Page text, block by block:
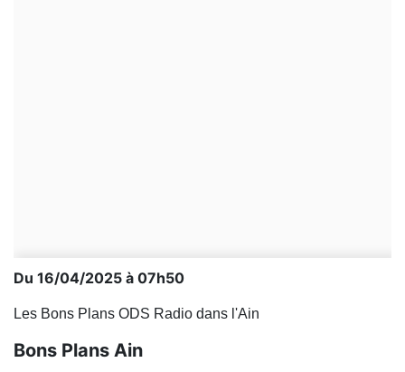
Du 16/04/2025 à 07h50
Les Bons Plans ODS Radio dans l'Ain
Bons Plans Ain